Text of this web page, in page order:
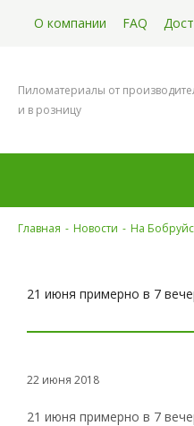
О компании FAQ
Пиломатериалы от
и в розницу
Главная - Новости - На
21 июня примерно в 7
22 июня 2018
21 июня примерно в 7